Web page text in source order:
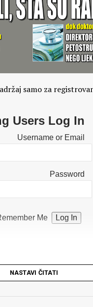
samo za
Users Log In
Username or Email
Password
Me
NASTAVI ČITATI